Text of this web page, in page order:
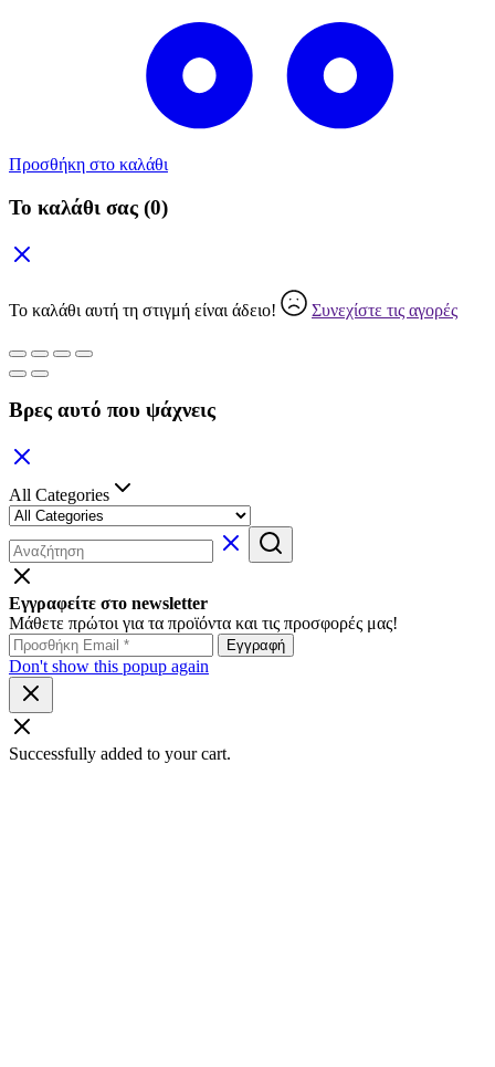
Προσθήκη στο καλάθι
Το καλάθι σας (0)
Το καλάθι αυτή τη στιγμή είναι άδειο! Συνεχίστε τις αγορές
Βρες αυτό που ψάχνεις
All Categories
Εγγραφείτε στο newsletter
Μάθετε πρώτοι για τα προϊόντα και τις προσφορές μας!
Don't show this popup again
Successfully added to your cart.